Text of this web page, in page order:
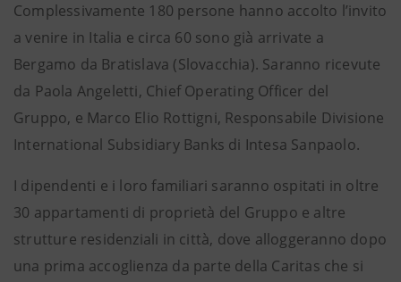
Complessivamente 180 persone hanno accolto l’invito
a venire in Italia e circa 60 sono già arrivate a
Bergamo da Bratislava (Slovacchia). Saranno ricevute
da Paola Angeletti, Chief Operating Officer del
Gruppo, e Marco Elio Rottigni, Responsabile Divisione
International Subsidiary Banks di Intesa Sanpaolo.
I dipendenti e i loro familiari saranno ospitati in oltre
30 appartamenti di proprietà del Gruppo e altre
strutture residenziali in città, dove alloggeranno dopo
una prima accoglienza da parte della Caritas che si